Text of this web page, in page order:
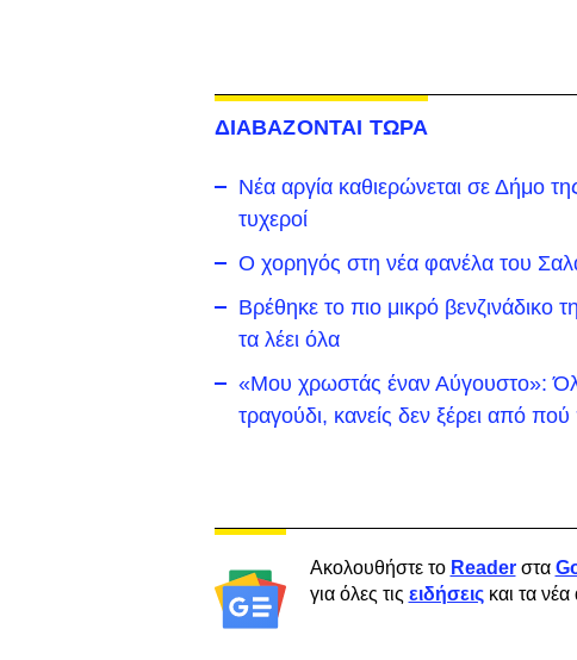
ΔΙΑΒΑΖΟΝΤΑΙ ΤΩΡΑ
Νέα αργία καθιερώνεται σε Δήμο
τυχεροί
Ο χορηγός στη νέα φανέλα του
Βρέθηκε το πιο μικρό
τα λέει όλα
«Μου χρωστάς έναν Αύγουστο»:
τραγούδι, κανείς δεν ξέρει από
Ακολουθήστε το Readerστα
για όλες τις ειδήσειςκαι τα